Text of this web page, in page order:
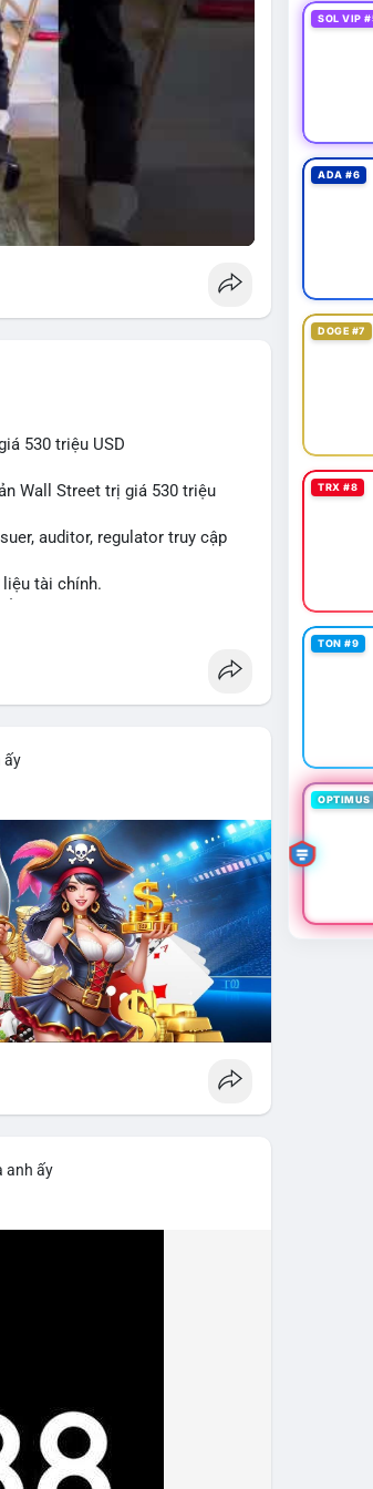
530 triệu USD
Wall Street trị giá 530 triệu
auditor, regulator truy cập
tài chính.
ấy
anh ấy
SOL VIP
ADA #6
DOGE #7
TRX #8
TON #9
OPTIMUS